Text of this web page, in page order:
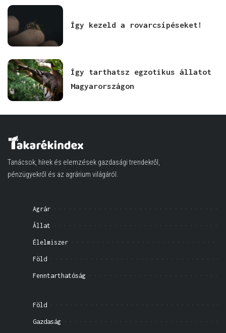
Így kezeld a rovarcsípéseket!
Így tarthatsz egzotikus állatot
Magyarországon
Tanácsok, hírek és elemzések gazdasági trendekről,
pénzügyekről és az agrárium világáról.
Agrár
Állat
Élelmiszer
Föld
Fenntarthatóság
Föld
Gazdaság